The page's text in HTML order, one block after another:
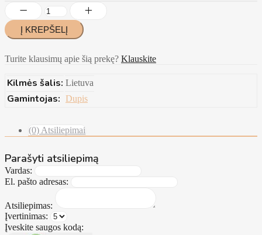
Turite klausimų apie šią prekę? Klauskite
Kilmės šalis: Lietuva
Gamintojas: Dupis
(0) Atsiliepimai
Parašyti atsiliepimą
Vardas:
El. pašto adresas:
Atsiliepimas:
Įvertinimas:
Įveskite saugos kodą: